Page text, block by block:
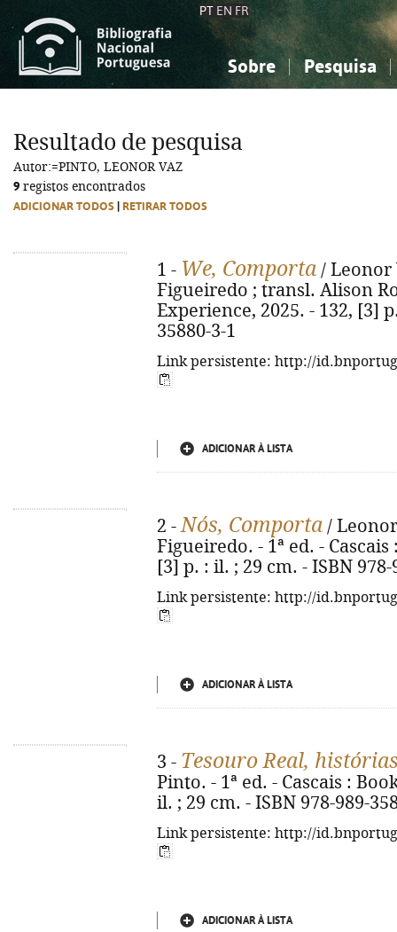
PT EN FR
Sobre Pesquisa
Ciências sociais...
Ciências sociais...
Resultado de pesquisa
Autor:=PINTO, LEONOR VAZ
9 registos encontrados
ADICIONAR TODOS RETIRAR TODOS
1 - We, Comporta / Leonor
Figueiredo ; transl. Alison
Experience, 2025. - 132, [3]
35880-3-1
Link persistente: http://
ADICIONAR À LISTA
2 -Nós, Comporta /
Figueiredo. - 1ª ed. -
[3] p. : il. ; 29 cm. - ISBN 978-
Link persistente: http://
ADICIONAR À LISTA
3 - Tesouro Real,
Pinto. - 1ª ed. - Cascais :
il. ; 29 cm. - ISBN 978-989-
Link persistente: http://
ADICIONAR À LISTA